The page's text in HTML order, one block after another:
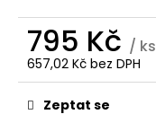
795 Kč / ks
657,02 Kč bez DPH
Měrná
cena:Zeptat se
D
o
p